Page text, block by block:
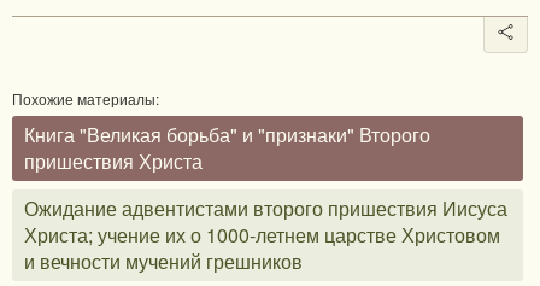
Похожие материалы:
Книга "Великая борьба" и "признаки" Второго
пришествия Христа
Ожидание адвентистами второго пришествия Иисуса
Христа; учение их о 1000-летнем царстве Христовом
и вечности мучений грешников